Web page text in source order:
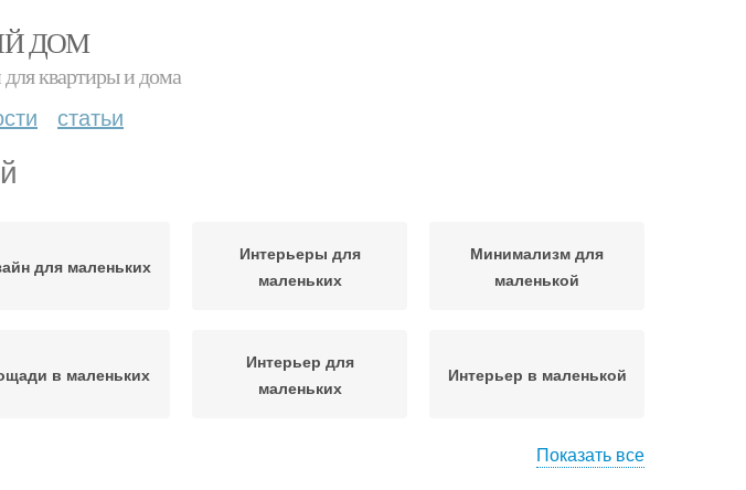
ДОМ
квартиры и дома
статьи
для маленьких
Интерьеры для
маленьких
Минимализм для
маленькой
в маленьких
Интерьер для
маленьких
Интерьер в маленькой
Показать все